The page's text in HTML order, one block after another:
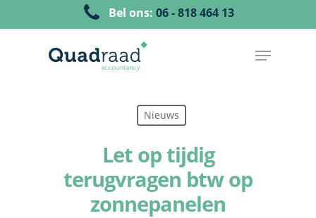
Bel ons: 06 - 818 464 13
Nieuws
Let op tijdig
terugvragen btw op
zonnepanelen